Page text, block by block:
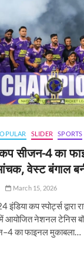
SLIDER SPORTS
कप सीजन-4 का
वेस्ट बंगाल
March 15, 2026
इंडिया कप स्पोर्ट्स द्वारा
आयोजित नेशनल टेनिस
का फाइनल मुकाबला…